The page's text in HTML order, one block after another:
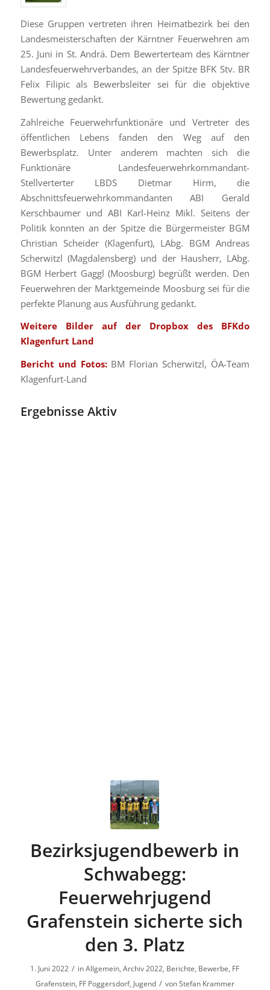
Diese Gruppen vertreten ihren Heimatbezirk bei den
Landesmeisterschaften der Kärntner Feuerwehren am
25. Juni in St. Andrä. Dem Bewerterteam des Kärntner
Landesfeuerwehrverbandes, an der Spitze BFK Stv. BR
Felix Filipic als Bewerbsleiter sei für die objektive
Bewertung gedankt.
Zahlreiche Feuerwehrfunktionäre und Vertreter des
öffentlichen Lebens fanden den Weg auf den
Bewerbsplatz. Unter anderem machten sich die
Funktionäre Landesfeuerwehrkommandant-
Stellverterter LBDS Dietmar Hirm, die
Abschnittsfeuerwehrkommandanten ABI Gerald
Kerschbaumer und ABI Karl-Heinz Mikl. Seitens der
Politik konnten an der Spitze die Bürgermeister BGM
Christian Scheider (Klagenfurt), LAbg. BGM Andreas
Scherwitzl (Magdalensberg) und der Hausherr, LAbg.
BGM Herbert Gaggl (Moosburg) begrüßt werden. Den
Feuerwehren der Marktgemeinde Moosburg sei für die
perfekte Planung aus Ausführung gedankt.
Weitere Bilder auf der Dropbox des BFKdo
Klagenfurt Land
Bericht und Fotos:BM Florian Scherwitzl, ÖA-Team
Klagenfurt-Land
Ergebnisse Aktiv
Bezirksjugendbewerb in
Schwabegg:
Feuerwehrjugend
Grafenstein sicherte sich
den 3. Platz
1. Juni 2022 / inAllgemein,Archiv 2022, Berichte, Bewerbe, FF
Grafenstein, FF Poggersdorf, Jugend / vonStefan Krammer